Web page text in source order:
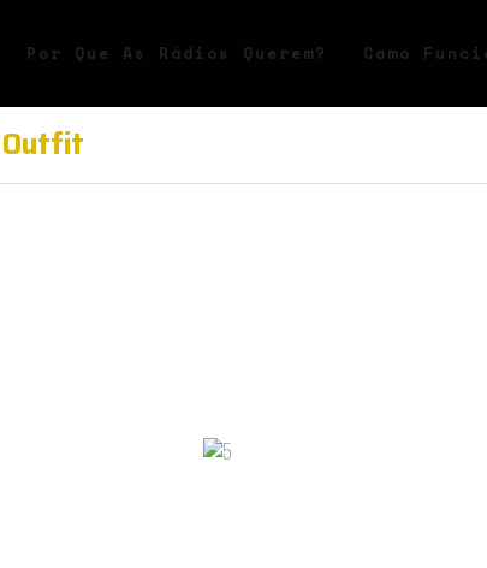
Por Que As Rádios Querem? Como